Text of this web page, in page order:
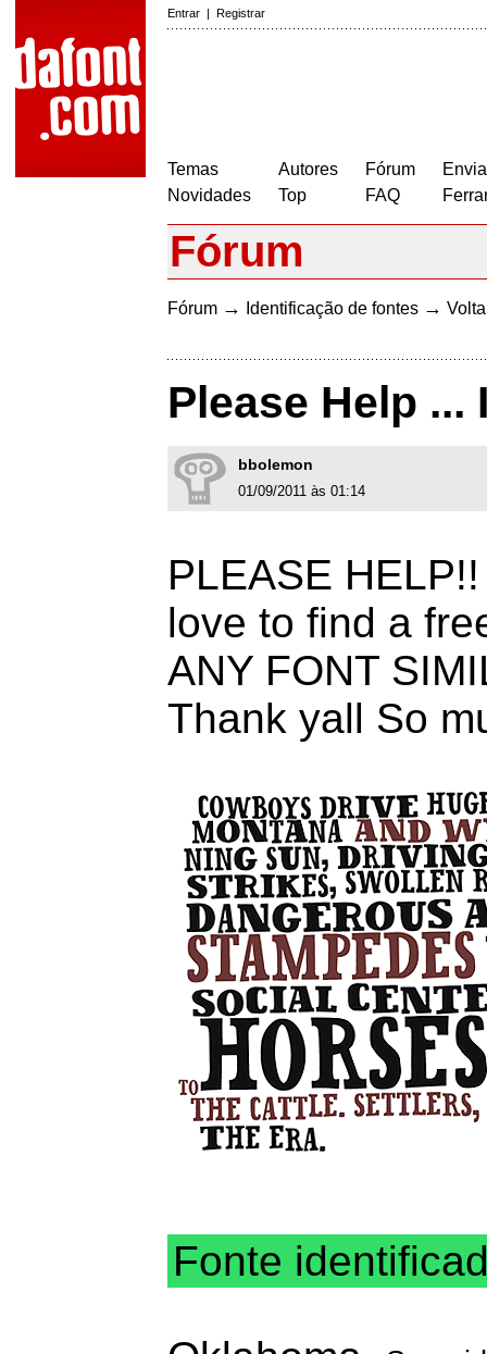
Entrar | Registrar
Temas
Novidades
Autores
Top
Fórum
FAQ
Fórum
Fórum → Identificação de fontes →
Please Help
bbolemon
01/09/2011 às 01:14
PLEASE
love to find a
ANY FONT
Thank yall So
Fonte